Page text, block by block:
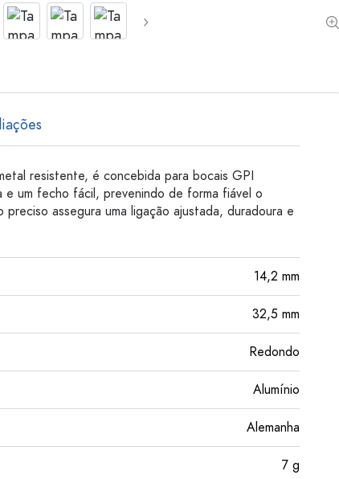
plastico
resistente, é concebida para bocais GPI
um fecho fácil, prevenindo de forma fiável o
assegura uma ligação ajustada, duradoura e
14,2 mm
32,5 mm
Redondo
Alumínio
Alemanha
7 g